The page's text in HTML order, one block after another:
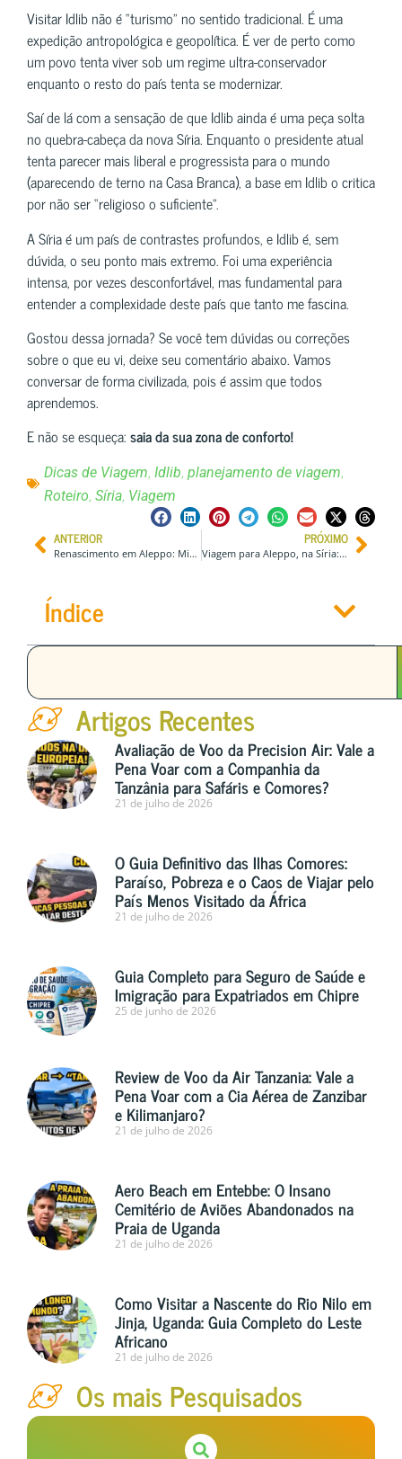
Visitar Idlib não é “turismo” no sentido tradicional. É uma
expedição antropológica e geopolítica. É ver de perto como
um povo tenta viver sob um regime ultra-conservador
enquanto o resto do país tenta se modernizar.
Saí de lá com a sensação de que Idlib ainda é uma peça solta
no quebra-cabeça da nova Síria. Enquanto o presidente atual
tenta parecer mais liberal e progressista para o mundo
(aparecendo de terno na Casa Branca), a base em Idlib o critica
por não ser “religioso o suficiente”.
A Síria é um país de contrastes profundos, e Idlib é, sem
dúvida, o seu ponto mais extremo. Foi uma experiência
intensa, por vezes desconfortável, mas fundamental para
entender a complexidade deste país que tanto me fascina.
Gostou dessa jornada? Se você tem dúvidas ou correções
sobre o que eu vi, deixe seu comentário abaixo. Vamos
conversar de forma civilizada, pois é assim que todos
aprendemos.
E não se esqueça:saia da sua zona de conforto!
Dicas de Viagem, Idlib, planejamento de viagem,
Roteiro, Síria, Viagem
ANTERIOR
Renascimento em Aleppo: Minha Experiência no Primeiro Desfile Militar da Nova Síria
PRÓXIMO
Viagem para Aleppo, na Síria: Guia Completo sobre Segurança, História e a “Nova Síria”
Índice
Artigos Recentes
Avaliação de Voo da Precision Air: Vale a
Pena Voar com a Companhia da
Tanzânia para Safáris e Comores?
21 de julho de 2026
O Guia Definitivo das Ilhas Comores:
Paraíso, Pobreza e o Caos de Viajar pelo
País Menos Visitado da África
21 de julho de 2026
Guia Completo para Seguro de Saúde e
Imigração para Expatriados em Chipre
25 de junho de 2026
Review de Voo da Air Tanzania: Vale a
Pena Voar com a Cia Aérea de Zanzibar
e Kilimanjaro?
21 de julho de 2026
Aero Beach em Entebbe: O Insano
Cemitério de Aviões Abandonados na
Praia de Uganda
21 de julho de 2026
Como Visitar a Nascente do Rio Nilo em
Jinja, Uganda: Guia Completo do Leste
Africano
21 de julho de 2026
Os mais Pesquisados